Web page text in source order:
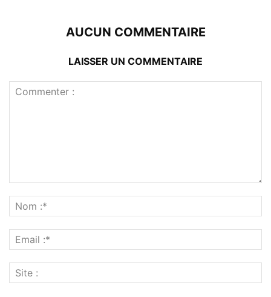
AUCUN COMMENTAIRE
LAISSER UN COMMENTAIRE